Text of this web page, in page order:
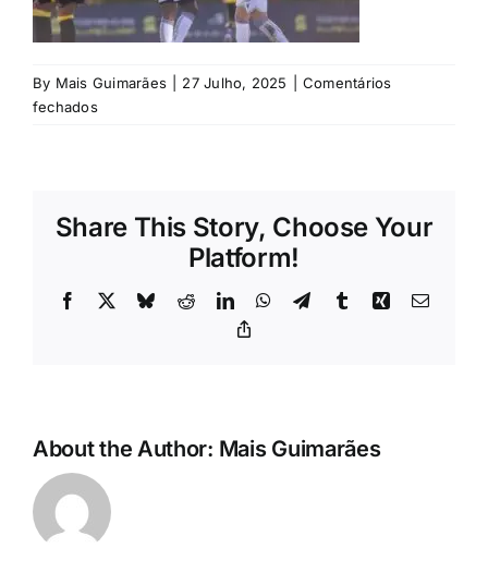
Rubricas
Jornal
By Mais Guimarães 27 Julho, 2025
Comentários
fechadosem
Share This Story, Choose Your
Platform!
Facebook BlueskyRedditLinkedInWhatsApp
TelegramTumblrXing Email
About the Author: Mais Guimarães